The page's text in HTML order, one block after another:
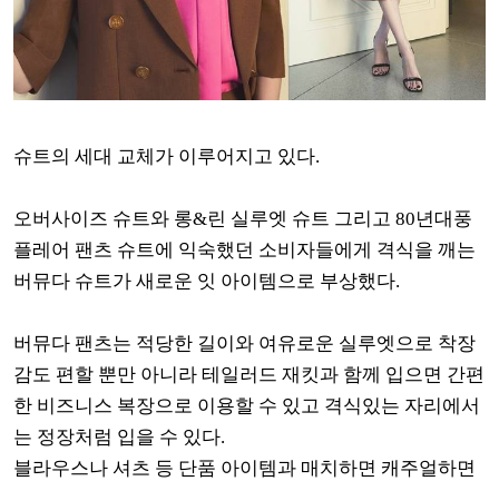
슈트의 세대 교체가 이루어지고 있다.
오버사이즈 슈트와 롱&린 실루엣 슈트 그리고 80년대풍
플레어 팬츠 슈트에 익숙했던 소비자들에게 격식을 깨는
버뮤다 슈트가 새로운 잇 아이템으로 부상했다.
버뮤다 팬츠는 적당한 길이와 여유로운 실루엣으로 착장
감도 편할 뿐만 아니라 테일러드 재킷과 함께 입으면 간편
한 비즈니스 복장으로 이용할 수 있고 격식있는 자리에서
는 정장처럼 입을 수 있다.
블라우스나 셔츠 등 단품 아이템과 매치하면 캐주얼하면